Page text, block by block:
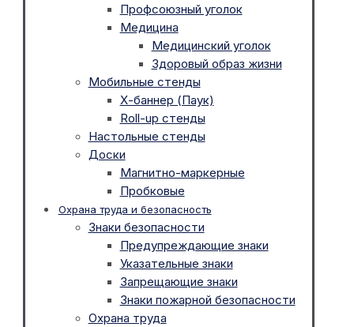
Профсоюзный уголок
Медицина
Медицинский уголок
Здоровый образ жизни
Мобильные стенды
Х-баннер (Паук)
Roll-up стенды
Настольные стенды
Доски
Магнитно-маркерные
Пробковые
Охрана труда и безопасность
Знаки безопасности
Предупреждающие знаки
Указательные знаки
Запрещающие знаки
Знаки пожарной безопасности
Охрана труда